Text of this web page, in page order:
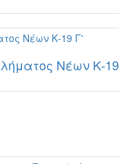
Νέων Κ-19